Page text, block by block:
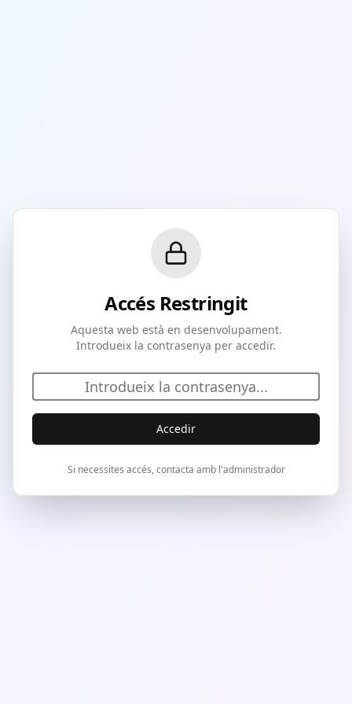
Accés Restringit
Aquesta web està en desenvolupament.
Introdueix la contrasenya per accedir.
Accedir
Si necessites accés, contacta amb l'administrador